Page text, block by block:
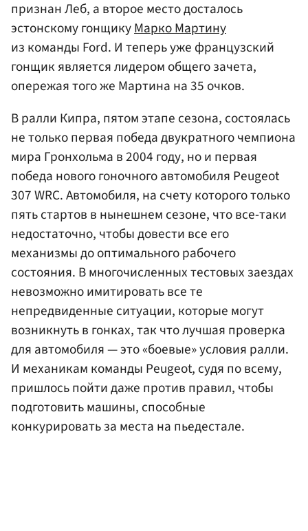
признан Леб, а второе место досталось
эстонскому гонщикуМарко Мартину
из команды Ford. И теперь уже французский
гонщик является лидером общего зачета,
опережая того же Мартина на 35 очков.
В ралли Кипра, пятом этапе сезона, состоялась
не только первая победа двукратного чемпиона
мира Гронхольма в 2004 году, но и первая
победа нового гоночного автомобиля Peugeot
307 WRC. Автомобиля, на счету которого только
пять стартов в нынешнем сезоне, что все-таки
недостаточно, чтобы довести все его
механизмы до оптимального рабочего
состояния. В многочисленных тестовых заездах
невозможно имитировать все те
непредвиденные ситуации, которые могут
возникнуть в гонках, так что лучшая проверка
для автомобиля — это «боевые» условия ралли.
И механикам команды Peugeot, судя по всему,
пришлось пойти даже против правил, чтобы
подготовить машины, способные
конкурировать за места на пьедестале.